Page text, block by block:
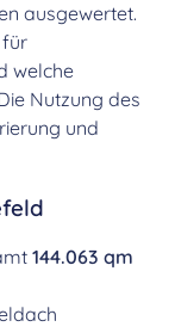
ausgewertet.
für
welche
Nutzung des
und
144.063 qm